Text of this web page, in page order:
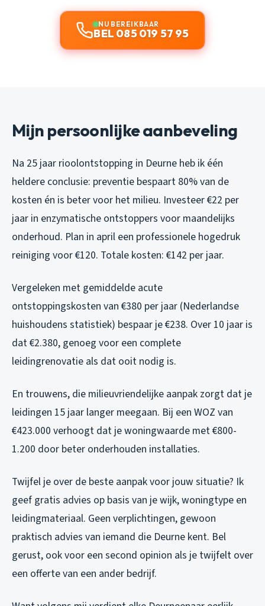
NU BEREIKBAAR
BEL 085 019 57 95
Mijn persoonlijke aanbeveling
Na 25 jaar rioolontstopping in Deurne heb ik één
heldere conclusie: preventie bespaart 80% van de
kosten én is beter voor het milieu. Investeer €22 per
jaar in enzymatische ontstoppers voor maandelijks
onderhoud. Plan in april een professionele hogedruk
reiniging voor €120. Totale kosten: €142 per jaar.
Vergeleken met gemiddelde acute
ontstoppingskosten van €380 per jaar (Nederlandse
huishoudens statistiek) bespaar je €238. Over 10 jaar is
dat €2.380, genoeg voor een complete
leidingrenovatie als dat ooit nodig is.
En trouwens, die milieuvriendelijke aanpak zorgt dat je
leidingen 15 jaar langer meegaan. Bij een WOZ van
€423.000 verhoogt dat je woningwaarde met €800-
1.200 door beter onderhouden installaties.
Twijfel je over de beste aanpak voor jouw situatie? Ik
geef gratis advies op basis van je wijk, woningtype en
leidingmateriaal. Geen verplichtingen, gewoon
praktisch advies van iemand die Deurne kent. Bel
gerust, ook voor een second opinion als je twijfelt over
een offerte van een ander bedrijf.